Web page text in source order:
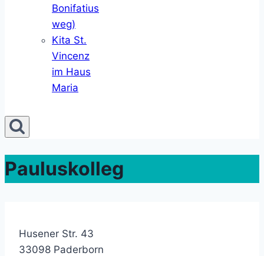
Bonifatius
weg)
Kita St.
Vincenz
im Haus
Maria
Pauluskolleg
Husener Str. 43
33098 Paderborn